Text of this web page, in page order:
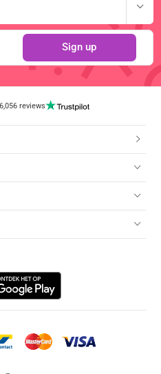
Sign up
reviews